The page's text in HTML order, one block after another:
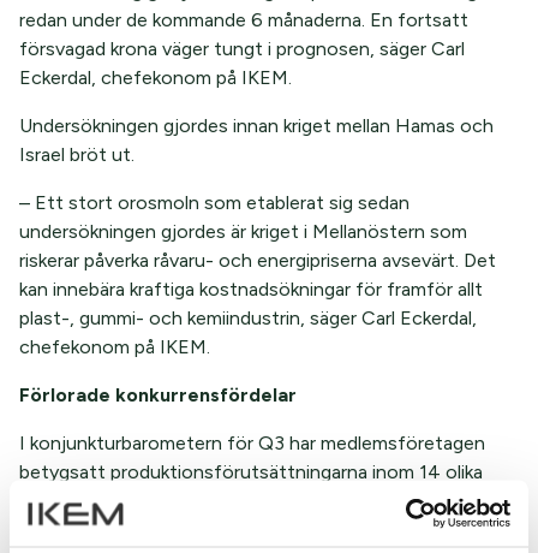
redan under de kommande 6 månaderna. En fortsatt
försvagad krona väger tungt i prognosen, säger Carl
Eckerdal, chefekonom på IKEM.
Undersökningen gjordes innan kriget mellan Hamas och
Israel bröt ut.
– Ett stort orosmoln som etablerat sig sedan
undersökningen gjordes är kriget i Mellanöstern som
riskerar påverka råvaru- och energipriserna avsevärt. Det
kan innebära kraftiga kostnadsökningar för framför allt
plast-, gummi- och kemiindustrin, säger Carl Eckerdal,
chefekonom på IKEM.
Förlorade konkurrensfördelar
I konjunkturbarometern för Q3 har medlemsföretagen
betygsatt produktionsförutsättningarna inom 14 olika
ramvillkor i Sverige och omvärlden. De svenska
konkurrensfördelarna anges vara ”En fungerande